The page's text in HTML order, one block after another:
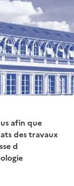
afin que
des travaux
d